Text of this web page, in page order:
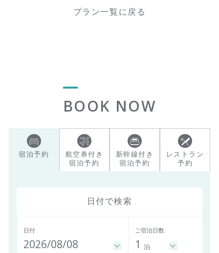
プラン一覧に戻る
BOOK NOW
宿泊予約
航空券付き
宿泊予約
新幹線付き
宿泊予約
レストラン
予約
日付で検索
日付
2026/08/08
ご宿泊日数
1 泊